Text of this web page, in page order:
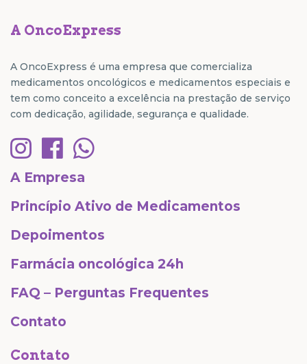
A OncoExpress
A OncoExpress é uma empresa que comercializa
medicamentos oncológicos e medicamentos especiais e
tem como conceito a excelência na prestação de serviço
com dedicação, agilidade, segurança e qualidade.
A Empresa
Princípio Ativo de Medicamentos
Depoimentos
Farmácia oncológica 24h
FAQ – Perguntas Frequentes
Contato
Contato